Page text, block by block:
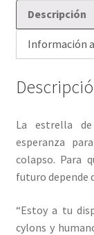
Descripción
Información
La estrella
esperanza
colapso. Para
futuro depende
“Estoy a tu
cylons y